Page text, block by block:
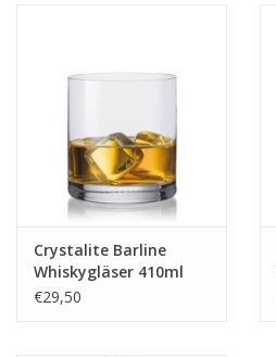
Crystalite Barline
Whiskygläser 410ml
€29,50